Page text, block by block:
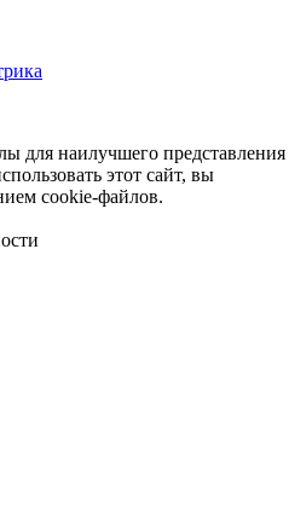
для наилучшего представления
этот сайт, вы
cookie-файлов.